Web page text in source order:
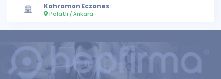
Kahraman Eczanesi
Polatlı / Ankara